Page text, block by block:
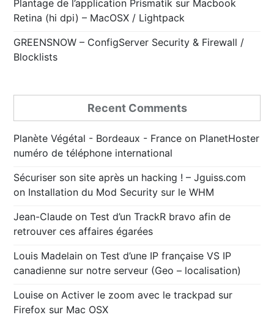
Plantage de l’application Prismatik sur Macbook
Retina (hi dpi) – MacOSX / Lightpack
GREENSNOW – ConfigServer Security & Firewall /
Blocklists
Recent Comments
Planète Végétal - Bordeaux - France on PlanetHoster
numéro de téléphone international
Sécuriser son site après un hacking ! – Jguiss.com
on Installation du Mod Security sur le WHM
Jean-Claude onTest d’un TrackR bravo afin de
retrouver ces affaires égarées
Louis Madelain onTest d’une IP française VS IP
canadienne sur notre serveur (Geo – localisation)
Louise on Activer le zoom avec le trackpad sur
Firefox sur Mac OSX